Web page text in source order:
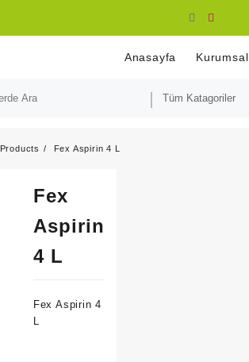
Anasayfa Kurumsal
Products Fex Aspirin 4 L
Fex
Aspirin
4 L
Fex Aspirin 4
L